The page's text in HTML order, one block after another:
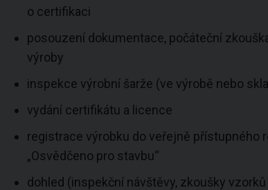
o certifikaci
posouzení dokumentace, počáteční
výroby
inspekce výrobní šarže (ve výrobě nebo
vydání certifikátu a licence
registrace výrobku do veřejně přístupného
„Osvědčeno pro stavbu“
dohled (inspekční návštěvy, zkoušky